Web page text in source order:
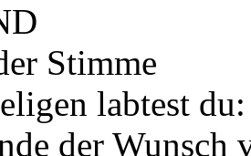
Stimme
labtest du:
der Wunsch